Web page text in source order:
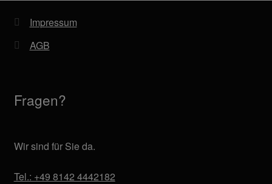
Impressum
AGB
Fragen?
Wir sind für Sie da.
Tel.: +49 8142 4442182